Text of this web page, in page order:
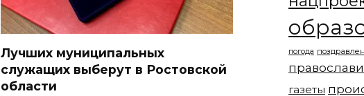
Лучших муниципальных
служащих выберут в Ростовской
области
погода
газеты